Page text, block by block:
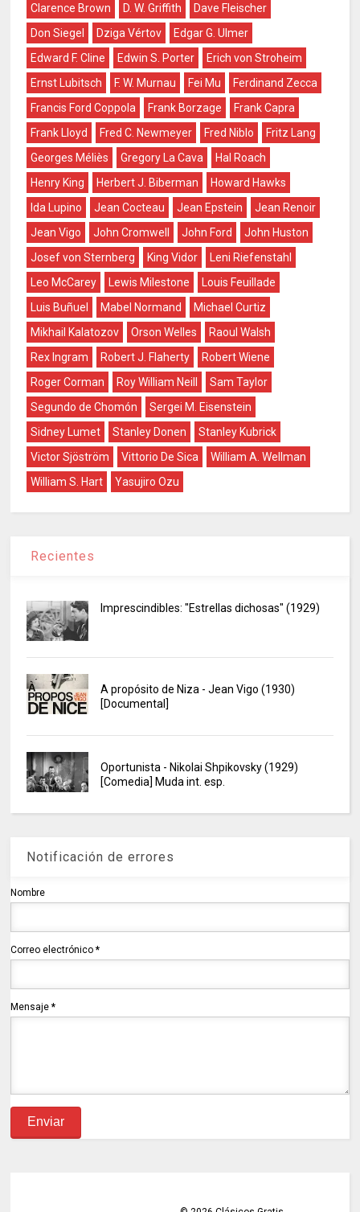
Clarence Brown
D. W. Griffith
Dave Fleischer
Don Siegel
Dziga Vértov
Edgar G. Ulmer
Edward F. Cline
Edwin S. Porter
Erich von Stroheim
Ernst Lubitsch
F. W. Murnau Fei Mu
Ferdinand Zecca
Francis Ford Coppola
Frank Borzage
Frank Capra
Frank Lloyd
Fred C. Newmeyer Fred Niblo
Fritz Lang
Georges Méliès
Gregory La Cava
Hal Roach
Henry King
Herbert J. Biberman
Howard Hawks
Ida Lupino
Jean Cocteau Jean Epstein
Jean Renoir
Jean Vigo
John Cromwell John Ford
John Huston
Josef von Sternberg
King Vidor
Leni Riefenstahl
Leo McCarey
Lewis Milestone
Louis Feuillade
Luis Buñuel
Mabel Normand
Michael Curtiz
Mikhail Kalatozov
Orson Welles
Raoul Walsh
Rex Ingram
Robert J. Flaherty
Robert Wiene
Roger Corman
Roy William Neill
Sam Taylor
Segundo de Chomón
Sergei M. Eisenstein
Sidney Lumet
Stanley Donen
Stanley Kubrick
Victor Sjöström
Vittorio De Sica
William A. Wellman
William S. Hart
Yasujiro Ozu
Recientes
Imprescindibles: "Estrellas dichosas" (1929)
A propósito de Niza - Jean Vigo (1930)
[Documental]
Oportunista - Nikolai Shpikovsky (1929)
[Comedia] Muda int. esp.
Notificación de errores
Nombre
Correo electrónico*
Mensaje*